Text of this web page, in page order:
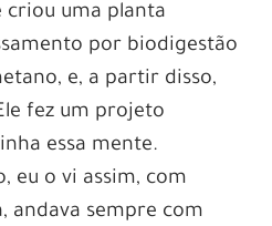
criou uma planta
por biodigestão
e, a partir disso,
fez um projeto
essa mente.
eu o vi assim, com
andava sempre com